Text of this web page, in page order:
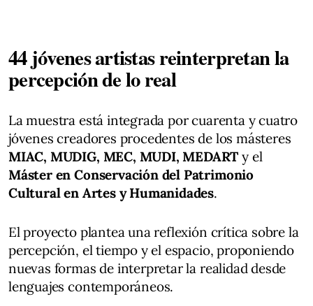
44 jóvenes artistas reinterpretan la
percepción de lo real
La muestra está integrada por cuarenta y cuatro
jóvenes creadores procedentes de los másteres
MIAC, MUDIG, MEC, MUDI, MEDART y el
Máster en Conservación del Patrimonio
Cultural en Artes y Humanidades.
El proyecto plantea una reflexión crítica sobre la
percepción, el tiempo y el espacio, proponiendo
nuevas formas de interpretar la realidad desde
lenguajes contemporáneos.